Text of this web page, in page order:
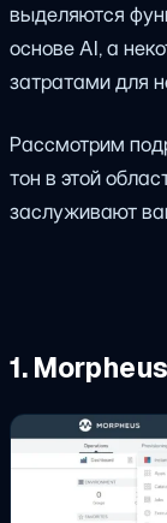
выделяются
основе AI, а
затратами для
Рассмотрим
тон в этой
заслуживают
1. Morpheus